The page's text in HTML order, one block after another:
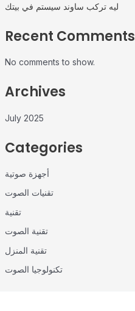
ليه تركب ساوند سيستم في بيتك
Recent Comments
No comments to show.
Archives
July 2025
Categories
أجهزة صوتية
تقنيات الصوت
تقنية
تقنية الصوت
تقنية المنزل
تكنولوجيا الصوت